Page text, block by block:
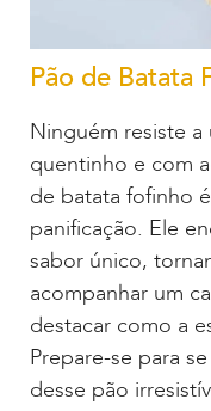
Pão de Batata
Ninguém resiste
quentinho e com
de batata fofinho
panificação. Ele
sabor único,
acompanhar um
destacar como a
Prepare-se para
desse pão